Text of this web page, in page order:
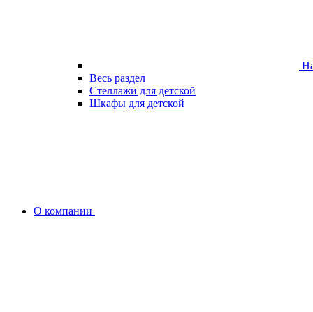
Весь раздел
Стеллажи для детской
Шкафы для детской
О компании